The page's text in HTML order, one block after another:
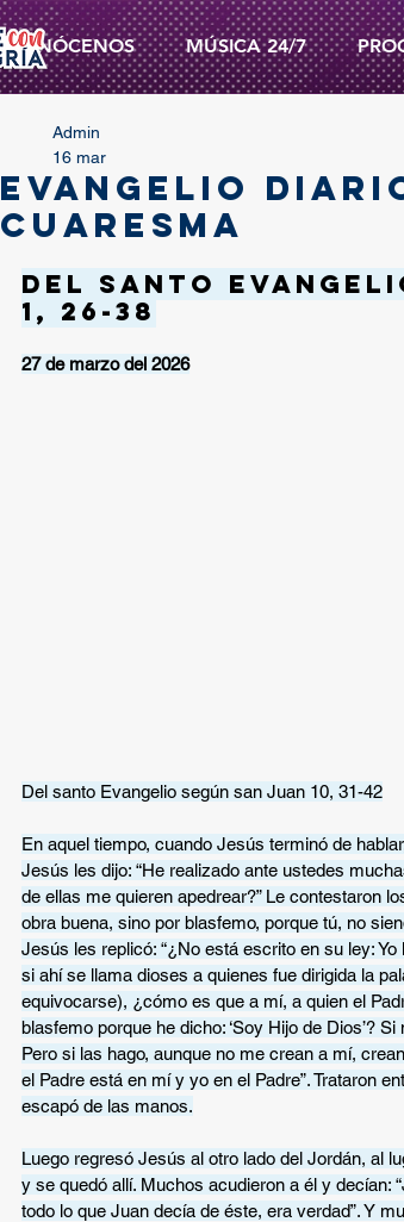
CONÓCENOS MÚSICA 24/7
EVANGELIO
CUARESMA
Admin
16 mar
Del santo
1, 26-38
27 de marzo del 2026
Del santo Evangelio según san Juan 10, 31-42
En aquel tiempo, cuando Jesús terminó de
Jesús les dijo: “He realizado ante ustedes
de ellas me quieren apedrear?” Le contestaron
obra buena, sino por blasfemo, porque tú, no
Jesús les replicó: “¿No está escrito en su ley:
si ahí se llama dioses a quienes fue dirigida la
equivocarse), ¿cómo es que a mí, a quien el
blasfemo porque he dicho: ‘Soy Hijo de Dios’?
Pero si las hago, aunque no me crean a mí,
el Padre está en mí y yo en el Padre”. Trataron
escapó de las manos.
Luego regresó Jesús al otro lado del Jordán, al
y se quedó allí. Muchos acudieron a él y decían:
todo lo que Juan decía de éste, era verdad”. Y